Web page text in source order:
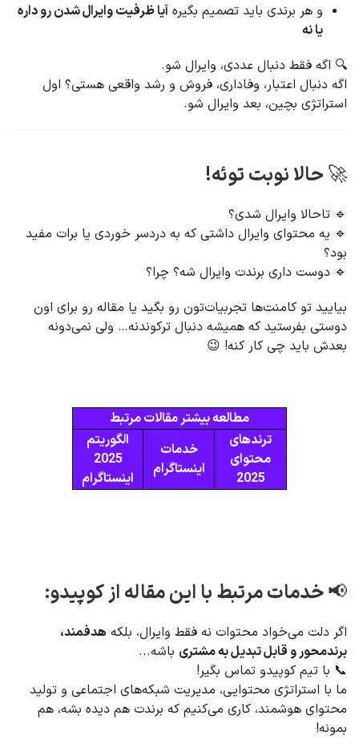
و هر برندی باید تصمیم بگیره آیا ظرفیت وایرال شدن رو داره
یا نه
🔍 اگه فقط دنبال عددی، وایرال شو.
اگه دنبال اعتبار، وفاداری، فروش و رشد واقعی هستی؟ اول
استراتژی بچین، بعد وایرال شو.
🚀 حالا نوبت توئه!
🔹 تاحالا وایرال شدی؟
🔹 یه محتوای وایرال داشتی که به دردسر خوردی یا برات مفید
بود؟
🔹 دوست داری برندت وایرال شه؟ چرا؟
بیایید تو کامنت‌ها تجربیات‌تون رو بگید یا مقاله رو برای اون
دوستی بفرستید که همیشه دنبال ترکوندنه… ولی نمی‌دونه
بعدش باید چی کار کنه! 😉
مطالعه بیشتر مقالات مرتبط
ترندهای
محتوای
2025
خدمات
اینستاگرام
الگوریتم
2025
اینستاگرام
📢 خدمات مرتبط با این مقاله از کوپیدو:
اگر دلت می‌خواد محتوات نه فقط وایرال، بلکه هدفمند،
برندمحور و قابل تبدیل به مشتری باشه...
📞 با تیم کوپیدو تماس بگیر!
ما با استراتژی محتوایی، مدیریت شبکه‌های اجتماعی و تولید
محتوای هوشمند، کاری می‌کنیم که برندت هم دیده بشه، هم
بمونه!